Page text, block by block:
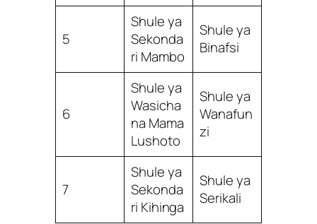
5
Shule ya
Sekonda
ri Mambo
Shule ya
Binafsi
6
Shule ya
Wasicha
na Mama
Lushoto
Shule ya
Wanafun
zi
7
Shule ya
Sekonda
ri Kihinga
Shule ya
Serikali